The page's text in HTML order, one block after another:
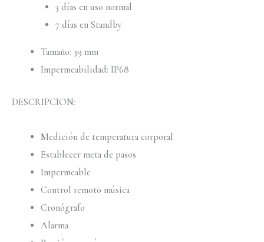
3 días en uso normal
7 días en Standby
Tamaño: 39 mm
Impermeabilidad: IP68
DESCRIPCION:
Medición de temperatura corporal
Establecer meta de pasos
Impermeable
Control remoto música
Cronógrafo
Alarma